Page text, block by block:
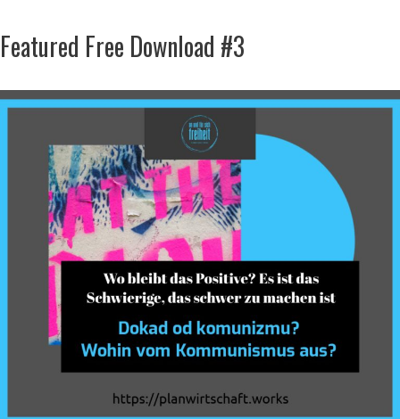
Featured Free Download #3